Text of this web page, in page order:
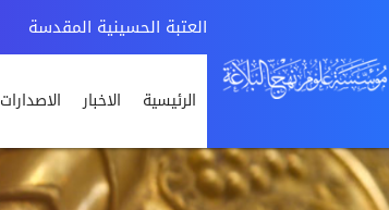
العتبة الحسينية المقدسة
الرئيسية الاخبار الاصدارات